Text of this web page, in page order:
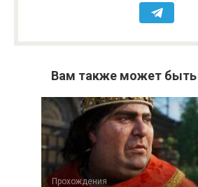
Вам также может быть
Прохождения